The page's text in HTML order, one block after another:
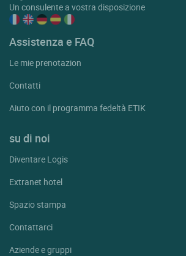
Un consulente a vostra disposizione
Assistenza e FAQ
Le mie prenotazion
Contatti
Aiuto con il programma fedeltà ETIK
su di noi
Diventare Logis
Extranet hotel
Spazio stampa
Contattarci
Aziende e gruppi